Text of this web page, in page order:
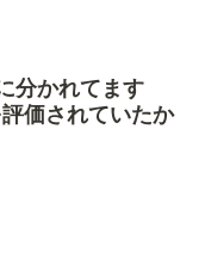
分かれてます
価されていたか